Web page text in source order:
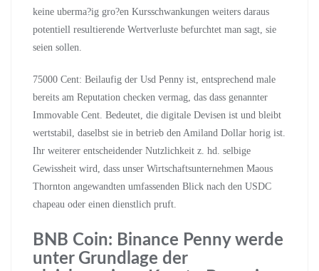
keine uberma?ig gro?en Kursschwankungen weiters daraus
potentiell resultierende Wertverluste befurchtet man sagt, sie
seien sollen.
75000 Cent: Beilaufig der Usd Penny ist, entsprechend male
bereits am Reputation checken vermag, das dass genannter
Immovable Cent. Bedeutet, die digitale Devisen ist und bleibt
wertstabil, daselbst sie in betrieb den Amiland Dollar horig ist.
Ihr weiterer entscheidender Nutzlichkeit z. hd. selbige
Gewissheit wird, dass unser Wirtschaftsunternehmen Maous
Thornton angewandten umfassenden Blick nach den USDC
chapeau oder einen dienstlich pruft.
BNB Coin: Binance Penny werde
unter Grundlage der